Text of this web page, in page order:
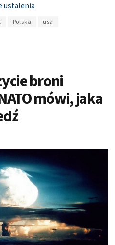
ustalenia
Polska usa
broni
mówi, jaka